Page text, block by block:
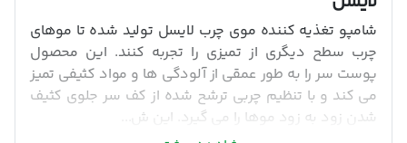
شامپو تغذیه کننده موی چرب لایسل تولید شده تا موهای
چرب سطح دیگری از تمیزی را تجربه کنند. این محصول
پوست سر را به طور عمقی از آلودگی ها و مواد کثیفی تمیز
می کند و با تنظیم چربی ترشح شده از کف سر جلوی کثیف
شدن زود به زود موها را می گیرد. این ش...